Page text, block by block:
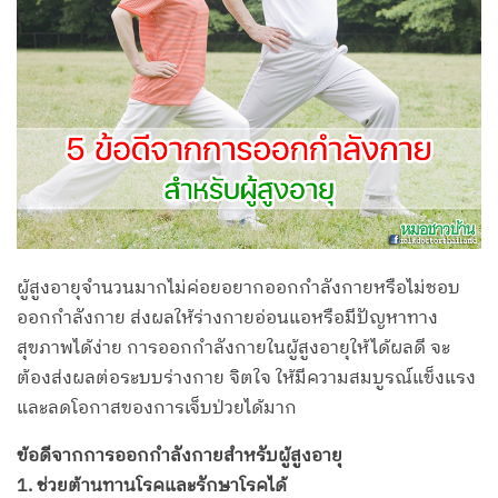
ผู้สูงอายุจำนวนมากไม่ค่อยอยากออกกำลังกายหรือไม่ชอบ
ออกกำลังกาย ส่งผลให้ร่างกายอ่อนแอหรือมีปัญหาทาง
สุขภาพได้ง่าย การออกกำลังกายในผู้สูงอายุให้ได้ผลดี จะ
ต้องส่งผลต่อระบบร่างกาย จิตใจ ให้มีความสมบูรณ์แข็งแรง
และลดโอกาสของการเจ็บป่วยได้มาก
ข้อดีจากการออกกำลังกายสำหรับผู้สูงอายุ
1. ช่วยต้านทานโรคและรักษาโรคได้